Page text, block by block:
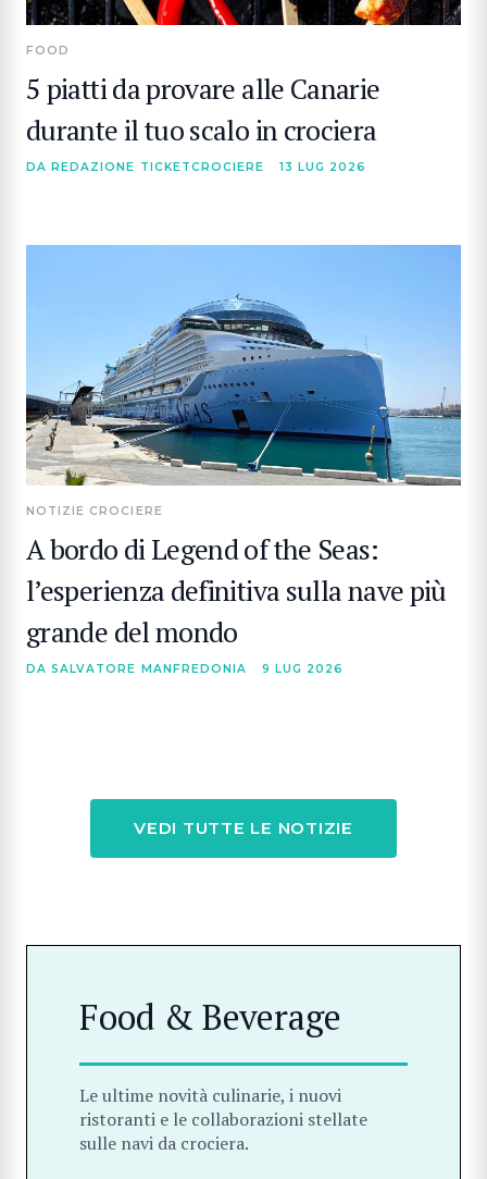
FOOD
5 piatti da provare alle Canarie
durante il tuo scalo in crociera
DA REDAZIONE TICKETCROCIERE 13 LUG 2026
NOTIZIE CROCIERE
A bordo di Legend of the Seas:
l’esperienza definitiva sulla nave più
grande del mondo
DA SALVATORE MANFREDONIA 9 LUG 2026
VEDI TUTTE LE NOTIZIE
Food & Beverage
Le ultime novità culinarie, i nuovi
ristoranti e le collaborazioni stellate
sulle navi da crociera.